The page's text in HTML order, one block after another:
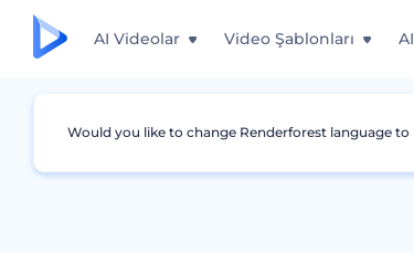
AI Videolar Video Şablonları
Grafikler Tarif Kartı Pizza ve
Would you like to change Renderforest language to